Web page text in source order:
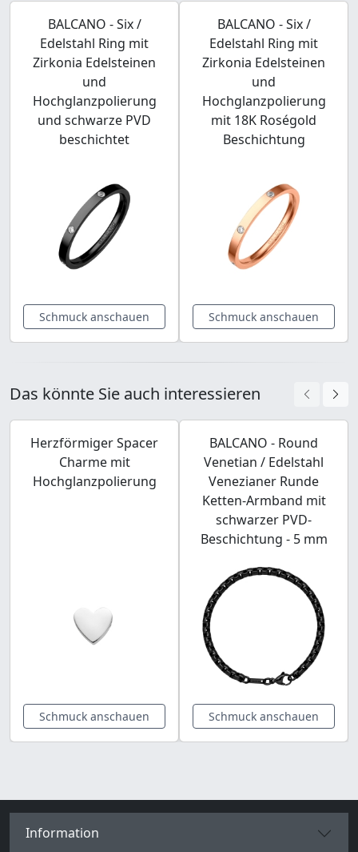
BALCANO - Six /
Edelstahl Ring mit
Zirkonia Edelsteinen
und
Hochglanzpolierung
und schwarze PVD
beschichtet
Schmuck anschauen
BALCANO - Six /
Edelstahl Ring mit
Zirkonia Edelsteinen
und
Hochglanzpolierung
mit 18K Roségold
Beschichtung
Schmuck anschauen
Das könnte Sie auch interessieren
Herzförmiger Spacer
Charme mit
Hochglanzpolierung
Schmuck anschauen
BALCANO - Round
Venetian / Edelstahl
Venezianer Runde
Ketten-Armband mit
schwarzer PVD-
Beschichtung - 5 mm
Schmuck anschauen
Information